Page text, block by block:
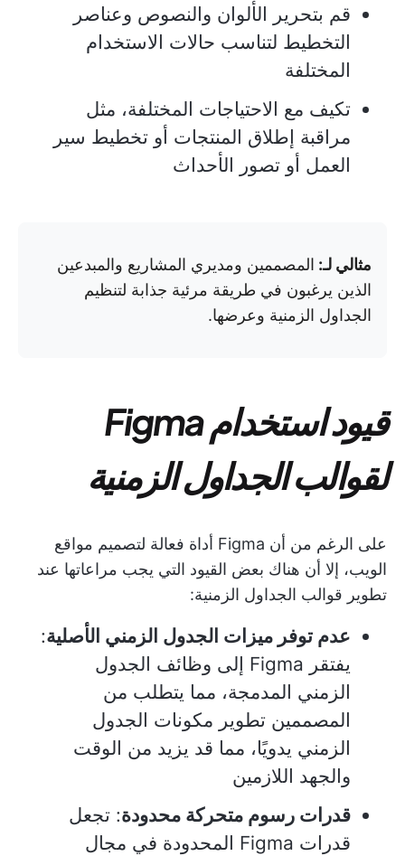
قم بتحرير الألوان والنصوص وعناصر
التخطيط لتناسب حالات الاستخدام
المختلفة
تكيف مع الاحتياجات المختلفة، مثل
مراقبة إطلاق المنتجات أو تخطيط سير
العمل أو تصور الأحداث
مثالي لـ: المصممين ومديري المشاريع والمبدعين
الذين يرغبون في طريقة مرئية جذابة لتنظيم
الجداول الزمنية وعرضها.
قيود استخدام Figma
لقوالب الجداول الزمنية
على الرغم من أن Figma أداة فعالة لتصميم مواقع
الويب، إلا أن هناك بعض القيود التي يجب مراعاتها عند
تطوير قوالب الجداول الزمنية:
عدم توفر ميزات الجدول الزمني الأصلية:
يفتقر Figma إلى وظائف الجدول
الزمني المدمجة، مما يتطلب من
المصممين تطوير مكونات الجدول
الزمني يدويًا، مما قد يزيد من الوقت
والجهد اللازمين
قدرات رسوم متحركة محدودة: تجعل
قدرات Figma المحدودة في مجال